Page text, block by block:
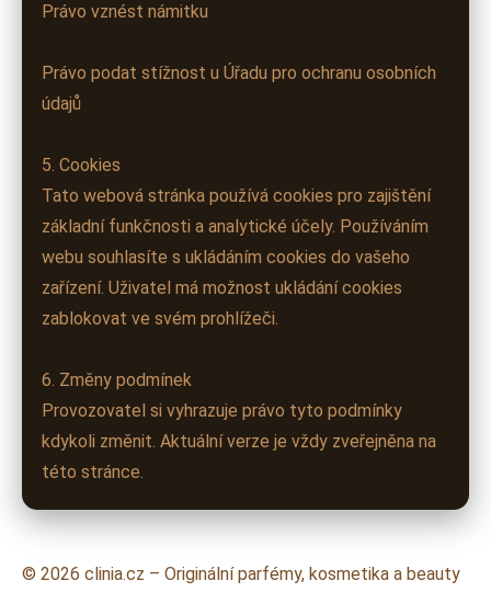
Právo vznést námitku
Právo podat stížnost u Úřadu pro ochranu osobních
údajů
5. Cookies
Tato webová stránka používá cookies pro zajištění
základní funkčnosti a analytické účely. Používáním
webu souhlasíte s ukládáním cookies do vašeho
zařízení. Uživatel má možnost ukládání cookies
zablokovat ve svém prohlížeči.
6. Změny podmínek
Provozovatel si vyhrazuje právo tyto podmínky
kdykoli změnit. Aktuální verze je vždy zveřejněna na
této stránce.
© 2026 clinia.cz – Originální parfémy, kosmetika a beauty